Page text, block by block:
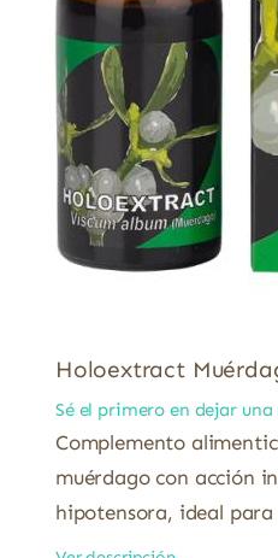
Holoextract
Sé el primero en dejar una
Complemento
muérdago con acción
hipotensora, ideal